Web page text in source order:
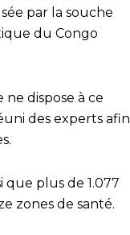
par la souche
du Congo
dispose à ce
des experts afin
que plus de 1.077
zones de santé.